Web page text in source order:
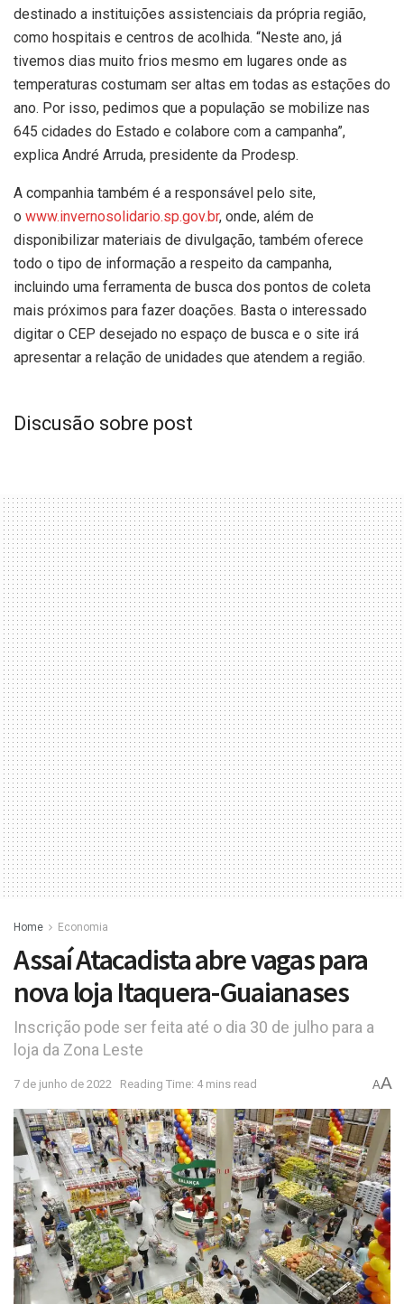
destinado a instituições assistenciais da própria região,
como hospitais e centros de acolhida. “Neste ano, já
tivemos dias muito frios mesmo em lugares onde as
temperaturas costumam ser altas em todas as estações do
ano. Por isso, pedimos que a população se mobilize nas
645 cidades do Estado e colabore com a campanha”,
explica André Arruda, presidente da Prodesp.
A companhia também é a responsável pelo site,
o www.invernosolidario.sp.gov.br, onde, além de
disponibilizar materiais de divulgação, também oferece
todo o tipo de informação a respeito da campanha,
incluindo uma ferramenta de busca dos pontos de coleta
mais próximos para fazer doações. Basta o interessado
digitar o CEP desejado no espaço de busca e o site irá
apresentar a relação de unidades que atendem a região.
Discusão sobre post
Home Economia
Assaí Atacadista abre vagas para
nova loja Itaquera-Guaianases
Inscrição pode ser feita até o dia 30 de julho para a
loja da Zona Leste
7 de junho de 2022 Reading Time: 4 mins read AA